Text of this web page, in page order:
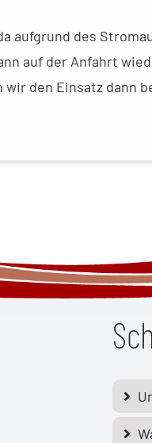
aufgrund des
auf der Anfahrt
den Einsatz dann